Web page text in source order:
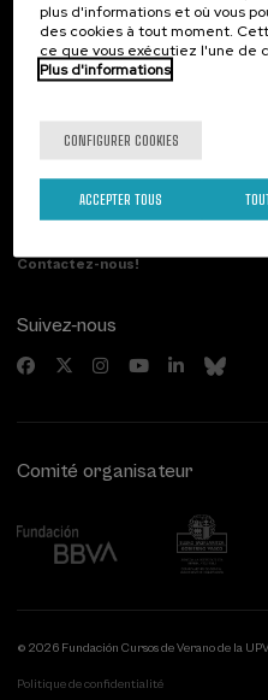
S'abonner
Contact
Paseo de Miraconcha, 48
20007 Donostia / San Sebastián
Gipuzkoa, Spain
Contactez-nous!
Suivez-nous
Comité organisateur
© 2026 Fundación Cursos de Verano de la
Politique de confidentialité
plus d'informations et où vous
des cookies à tout moment.
ce que vous exécutiez l'une de
Plus d'informations
CONFIGURER COOKIES
ACCEPTER TOUS